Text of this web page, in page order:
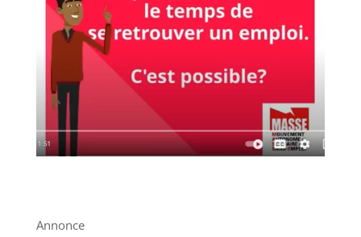
Annonce